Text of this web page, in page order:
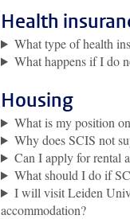
Health
What type of health
What happens if I do
Housing
What is my position
Why does SCIS not
Can I apply for rental
What should I do if
I will visit Leiden
accommodation?